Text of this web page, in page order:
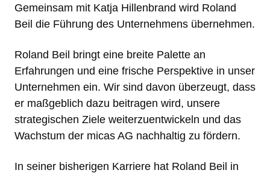
Gemeinsam mit Katja Hillenbrand wird Roland
Beil die Führung des Unternehmens übernehmen.
Roland Beil bringt eine breite Palette an
Erfahrungen und eine frische Perspektive in unser
Unternehmen ein. Wir sind davon überzeugt, dass
er maßgeblich dazu beitragen wird, unsere
strategischen Ziele weiterzuentwickeln und das
Wachstum der micas AG nachhaltig zu fördern.
In seiner bisherigen Karriere hat Roland Beil in